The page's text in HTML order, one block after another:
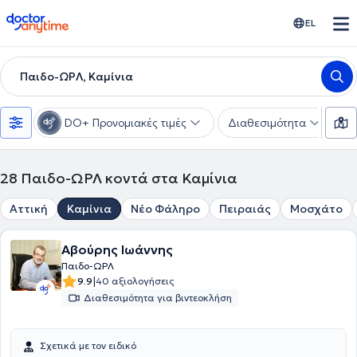
doctoranytime EL
Παιδο-ΩΡΛ, Καμίνια
DO+ Προνομιακές τιμές Διαθεσιμότητα
28 Παιδο-ΩΡΛ κοντά στα Καμίνια
Αττική Καμίνια Νέο Φάληρο Πειραιάς Μοσχάτο
Αβούρης Ιωάννης
Παιδο-ΩΡΛ
9.9|40 αξιολογήσεις
Διαθεσιμότητα για βιντεοκλήση
Σχετικά με τον ειδικό